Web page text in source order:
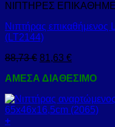
ΝΙΠΤΗΡΕΣ
Νιπτήρας
(LT2144)
88,73€ 81,63 €
ΑΜΕΣΑ ΔΙΑΘΕΣΙΜΟ
+